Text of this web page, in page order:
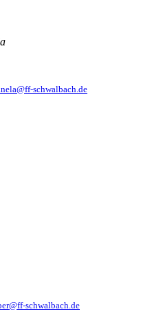
schwalbach.de
schwalbach.de